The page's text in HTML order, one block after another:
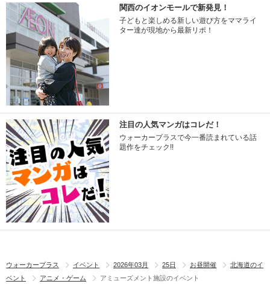
関西のイオンモールで新発見！
子どもと楽しめる新しい遊び方をママライ
ター達が現地から最新リポ！
注目の人気マンガはコレだ！
ウォーカープラスで今一番読まれている話
題作をチェック!!
ウォーカープラス イベント 2026年03月 25日 お昼開催
北海道のイ
ベント
アニメ・ゲーム アミューズメント施設のイベント